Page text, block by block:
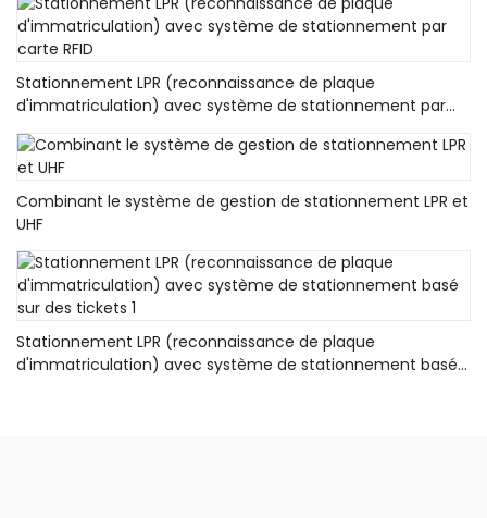
Stationnement LPR (reconnaissance de plaque
d'immatriculation) avec système de stationnement par
carte RFID
Combinant le système de gestion de stationnement LPR et
UHF
Stationnement LPR (reconnaissance de plaque
d'immatriculation) avec système de stationnement basé